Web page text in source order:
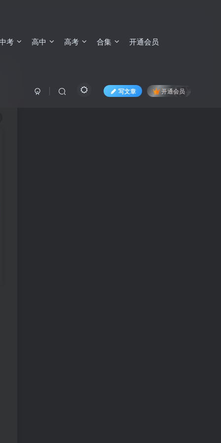
考 高中 高考 合集 开通会员
写文章 开通会员